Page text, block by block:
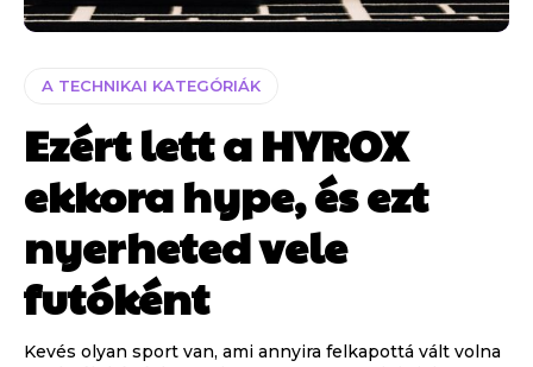
A TECHNIKAI KATEGÓRIÁK
Ezért lett a HYROX
ekkora hype, és ezt
nyerheted vele
futóként
Kevés olyan sport van, ami annyira felkapottá vált volna